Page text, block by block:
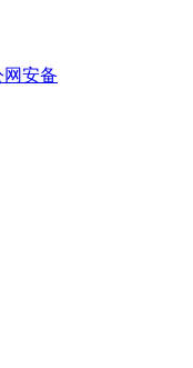
网安备